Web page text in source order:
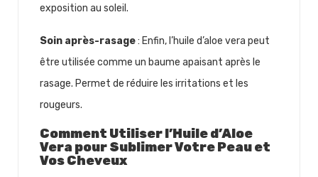
exposition au soleil.
Soin après-rasage: Enfin, l’huile d’aloe vera peut
être utilisée comme un baume apaisant après le
rasage. Permet de réduire les irritations et les
rougeurs.
Comment Utiliser l’Huile d’Aloe
Vera pour Sublimer Votre Peau et
Vos Cheveux